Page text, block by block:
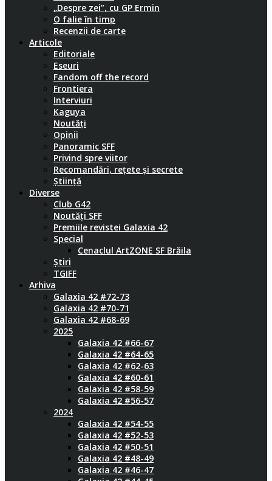
„Despre zei”, cu GP Ermin
O falie în timp
Recenzii de carte
Articole
Editoriale
Eseuri
Fandom off the record
Frontiera
Interviuri
Kaguya
Noutăți
Opinii
Panoramic SFF
Privind spre viitor
Recomandări, rețete și secrete
Știință
Diverse
Club G42
Noutăți SFF
Premiile revistei Galaxia 42
Special
Cenaclul ArtZONE SF Brăila
Știri
TGIFF
Arhiva
Galaxia 42 #72-73
Galaxia 42 #70-71
Galaxia 42 #68-69
2025
Galaxia 42 #66-67
Galaxia 42 #64-65
Galaxia 42 #62-63
Galaxia 42 #60-61
Galaxia 42 #58-59
Galaxia 42 #56-57
2024
Galaxia 42 #54-55
Galaxia 42 #52-53
Galaxia 42 #50-51
Galaxia 42 #48-49
Galaxia 42 #46-47